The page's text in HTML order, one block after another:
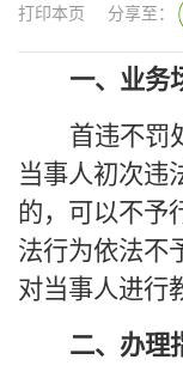
打印本页 分享至：
一、 业务
首违不罚
当事人初次违
的，可以不予
法行为依法不
对当事人进行
二、 办理